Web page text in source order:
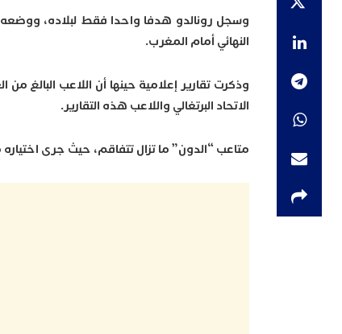
وسجل رونالدو هدفا واحدا فقط لبلاده، ووضعه
النهائي أمام المغرب.
الاتحاد البرتغالي واللاعب هذه التقارير.
متاعب “الدون” ما تزال تتفاقم، حيث جرى